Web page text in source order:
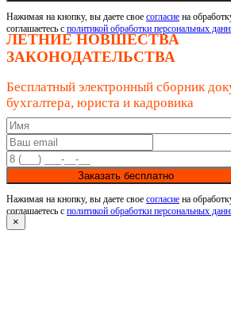
Нажимая на кнопку, вы даете свое согласие на
соглашаетесь с политикой обработки персональных
ЛЕТНИЕ НОВШЕСТВА
ЗАКОНОДАТЕЛЬСТВА
Бесплатный электронный сборник
бухгалтера, юриста и кадровика
Заказать бесплатно
Нажимая на кнопку, вы даете свое согласие на
соглашаетесь с политикой обработки персональных
×